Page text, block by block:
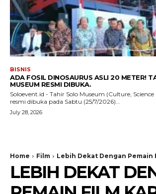
BISNIS
ADA FOSIL DINOSAURUS ASLI 20 METER!
MUSEUM RESMI DIBUKA.
Soloevent.id - Tahir Solo Museum (Culture,
resmi dibuka pada Sabtu (25/7/2026)...
July 28, 2026